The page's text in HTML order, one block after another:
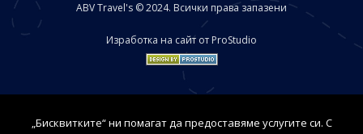
ABV Travel's © 2024. Всички права запазени
Изработка на сайт от ProStudio
„Бисквитките“ ни помагат да предоставяме услугите си. С